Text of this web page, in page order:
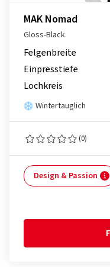
MAK Nomad
Gloss-Black
Felgenbreite
Einpresstiefe
Lochkreis
Wintertauglich
(0)
Design & Passion